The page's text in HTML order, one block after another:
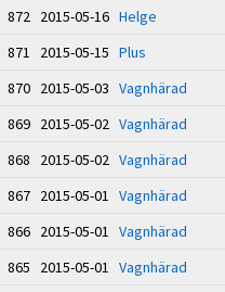
872 2015-05-16 Helge
871 2015-05-15 Plus
870 2015-05-03 Vagnhärad
869 2015-05-02 Vagnhärad
868 2015-05-02 Vagnhärad
867 2015-05-01 Vagnhärad
866 2015-05-01 Vagnhärad
865 2015-05-01 Vagnhärad